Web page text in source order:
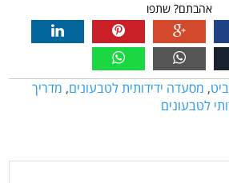
אהבתם? שתפו
, מסעדה ידידותית לטבעונים, מדריך
לטבעונים